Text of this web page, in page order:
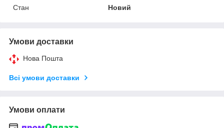
Стан
Новий
Умови доставки
Нова Пошта
Всі умови доставки
Умови оплати